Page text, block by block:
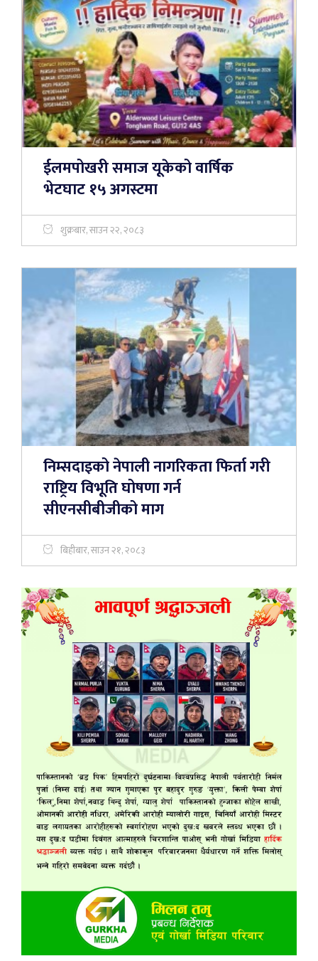
ईलमपोखरी समाज यूकेको वार्षिक
भेटघाट १५ अगस्टमा
शुक्रबार, साउन २२, २०८३
निम्सदाइको नेपाली नागरिकता फिर्ता गरी
राष्ट्रिय विभूति घोषणा गर्न
सीएनसीबीजीको माग
बिहीबार, साउन २१, २०८३